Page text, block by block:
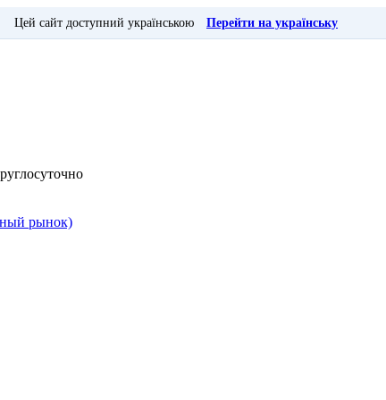
Цей сайт доступний українською
Перейти на українську
рынок)